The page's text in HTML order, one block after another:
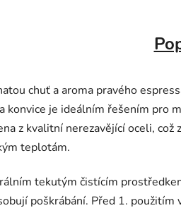
chuť a aroma pravého
konvice je ideálním řešením pro
z kvalitní nerezavějící oceli,
teplotám.
tekutým čistícím
poškrábání. Před 1.